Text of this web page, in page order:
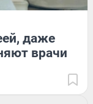
даже
врачи